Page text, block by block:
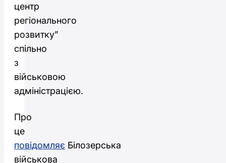
центр
регіонального
розвитку”
спільно
з
військовою
адміністрацією.
Про
це
повідомляє Білозерська
військова